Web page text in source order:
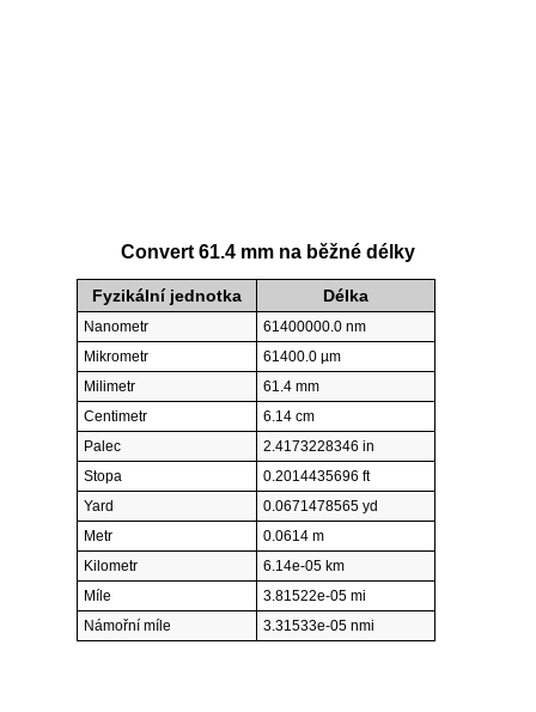
Convert 61.4 mm na běžné délky
Fyzikální jednotka Délka
Nanometr
61400000.0 nm
Mikrometr
61400.0 µm
Milimetr
61.4 mm
Centimetr
6.14 cm
Palec
2.4173228346 in
Stopa
0.2014435696 ft
Yard
0.0671478565 yd
Metr
0.0614 m
Kilometr
6.14e-05 km
Míle
3.81522e-05 mi
Námořní míle
3.31533e-05 nmi